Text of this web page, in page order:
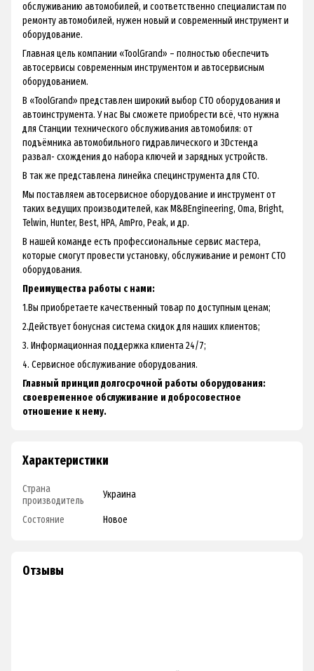
обслуживанию автомобилей, и соответственно специалистам по
ремонту автомобилей, нужен новый и современный инструмент и
оборудование.
Главная цель компании «ToolGrand» – полностью обеспечить
автосервисы современным инструментом и автосервисным
оборудованием.
В «ToolGrand» представлен широкий выбор СТО оборудования и
автоинструмента. У нас Вы сможете приобрести всё, что нужна
для Станции технического обслуживания автомобиля: от
подъёмника автомобильного гидравлического и 3Dстенда
развал- схождения до набора ключей и зарядных устройств.
В так же представлена линейка специнструмента для СТО.
Мы поставляем автосервисное оборудование и инструмент от
таких ведущих производителей, как M&BEngineering, Oma, Bright,
Telwin, Hunter, Best, HPA, AmPro, Peak, и др.
В нашей команде есть профессиональные сервис мастера,
которые смогут провести установку, обслуживание и ремонт СТО
оборудования.
Преимущества работы с нами:
1.Вы приобретаете качественный товар по доступным ценам;
2.Действует бонусная система скидок для наших клиентов;
3. Информационная поддержка клиента 24/7;
4. Сервисное обслуживание оборудования.
Главный принцип долгосрочной работы оборудования:
своевременное обслуживание и добросовестное
отношение к нему.
Характеристики
Страна
производитель
Украина
Состояние Новое
Отзывы